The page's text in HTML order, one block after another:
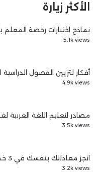
الأكثر زيارة
نماذج اختبارات رخصة المعلم
5.1k views
أفكار لتزيين الفصول الدراسية
4.9k views
مصادر لتعليم اللغة العربية
3.5k views
انجز معادلتك بنفسك في 3 خطوات
3.2k views